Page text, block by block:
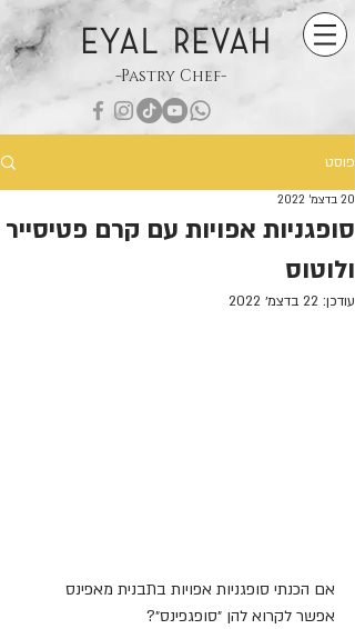
EYAL REVAH
-Pastry Chef-
פוסט
סופגניות אפויות עם קרם פטיסייר
ולוטוס
20 בדצמ׳ 2022
עודכן: 22 בדצמ׳ 2022
אם הכנתי סופגניות אפויות בתבנית מאפינס
אפשר לקרוא להן ״סופגפינס״?